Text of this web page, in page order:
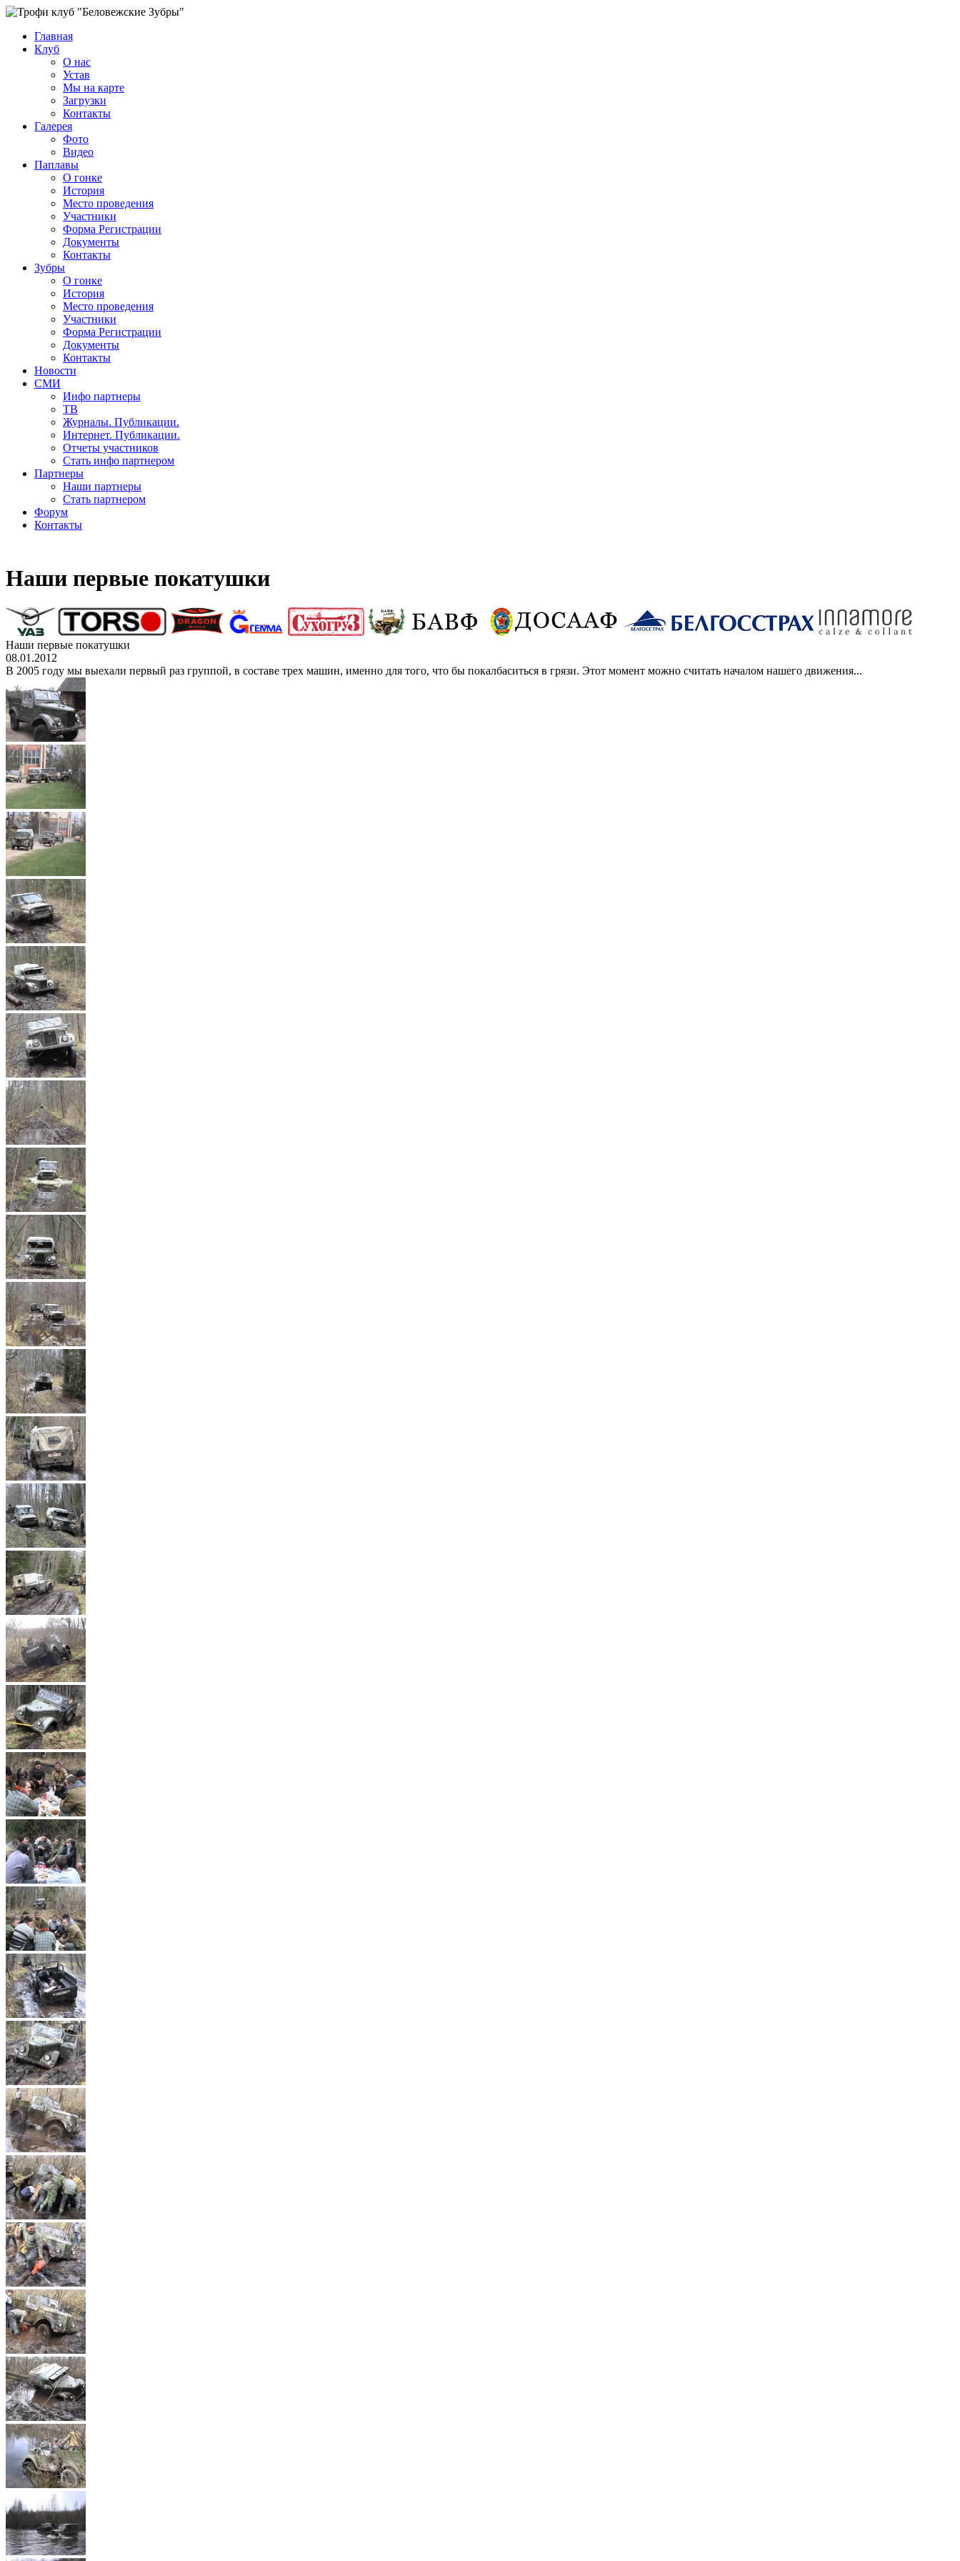
Главная
Клуб
О нас
Устав
Мы на карте
Загрузки
Контакты
Галерея
Фото
Видео
Паплавы
О гонке
История
Место проведения
Участники
Форма Регистрации
Документы
Контакты
Зубры
О гонке
История
Место проведения
Участники
Форма Регистрации
Документы
Контакты
Новости
СМИ
Инфо партнеры
ТВ
Журналы. Публикации.
Интернет. Публикации.
Отчеты участников
Стать инфо партнером
Партнеры
Наши партнеры
Стать партнером
Форум
Контакты
Наши первые покатушки
Наши первые покатушки
08.01.2012
В 2005 году мы выехали первый раз группой, в составе трех машин, именно для того, что бы покалбаситься в грязи. Этот момент можно считать началом нашего движения...